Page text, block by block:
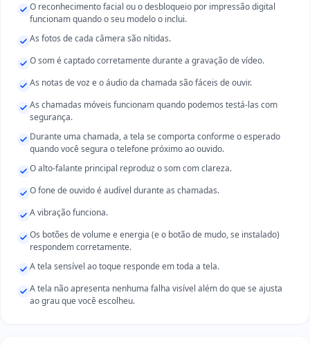
O reconhecimento facial ou o desbloqueio por impressão digital
funcionam quando o seu modelo o inclui.
As fotos de cada câmera são nítidas.
O som é captado corretamente durante a gravação de vídeo.
As notas de voz e o áudio da chamada são fáceis de ouvir.
As chamadas móveis funcionam quando podemos testá-las com
segurança.
Durante uma chamada, a tela se comporta conforme o esperado
quando você segura o telefone próximo ao ouvido.
O alto-falante principal reproduz o som com clareza.
O fone de ouvido é audível durante as chamadas.
A vibração funciona.
Os botões de volume e energia (e o botão de mudo, se instalado)
respondem corretamente.
A tela sensível ao toque responde em toda a tela.
A tela não apresenta nenhuma falha visível além do que se ajusta
ao grau que você escolheu.